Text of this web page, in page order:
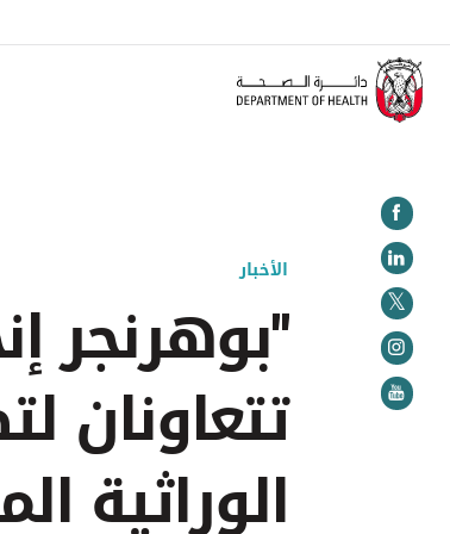
الأخبار
"بوهرنجر
تتعاونان
الوراثية